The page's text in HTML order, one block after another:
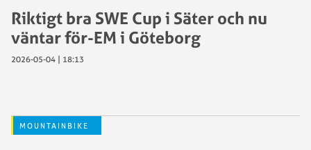
Riktigt bra SWE Cup i Säter och nu
väntar för-EM i Göteborg
2026-05-04 | 18:13
MOUNTAINBIKE